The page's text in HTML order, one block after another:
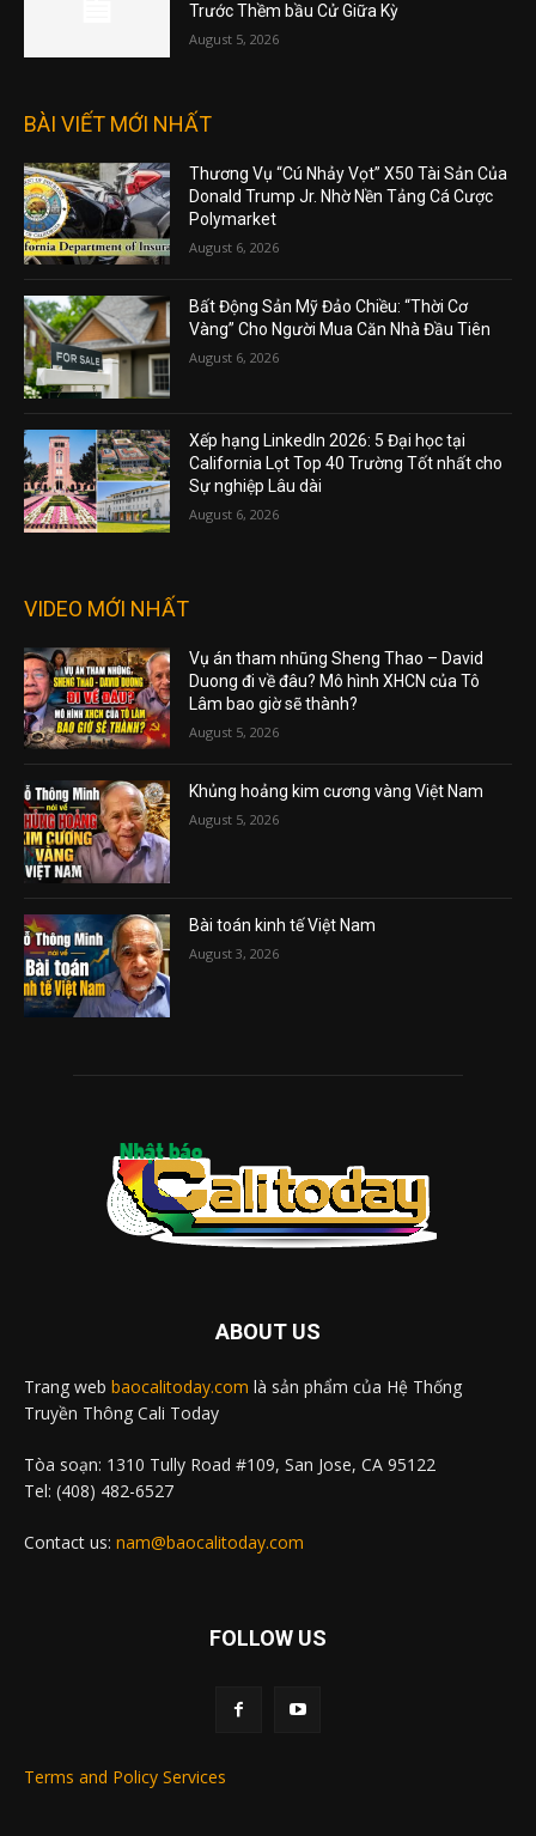
Trước Thềm bầu Cử Giữa Kỳ
August 5, 2026
BÀI VIẾT MỚI NHẤT
Thương Vụ “Cú Nhảy Vọt” X50 Tài Sản Của
Donald Trump Jr. Nhờ Nền Tảng Cá Cược
Polymarket
August 6, 2026
Bất Động Sản Mỹ Đảo Chiều: “Thời Cơ
Vàng” Cho Người Mua Căn Nhà Đầu Tiên
August 6, 2026
Xếp hạng LinkedIn 2026: 5 Đại học tại
California Lọt Top 40 Trường Tốt nhất cho
Sự nghiệp Lâu dài
August 6, 2026
VIDEO MỚI NHẤT
Vụ án tham nhũng Sheng Thao – David
Duong đi về đâu? Mô hình XHCN của Tô
Lâm bao giờ sẽ thành?
August 5, 2026
Khủng hoảng kim cương vàng Việt Nam
August 5, 2026
Bài toán kinh tế Việt Nam
August 3, 2026
ABOUT US
Trang web baocalitoday.com là sản phẩm của Hệ Thống
Truyền Thông Cali Today
Tòa soạn: 1310 Tully Road #109, San Jose, CA 95122
Tel: (408) 482-6527
Contact us: nam@baocalitoday.com
FOLLOW US
Terms and Policy Services